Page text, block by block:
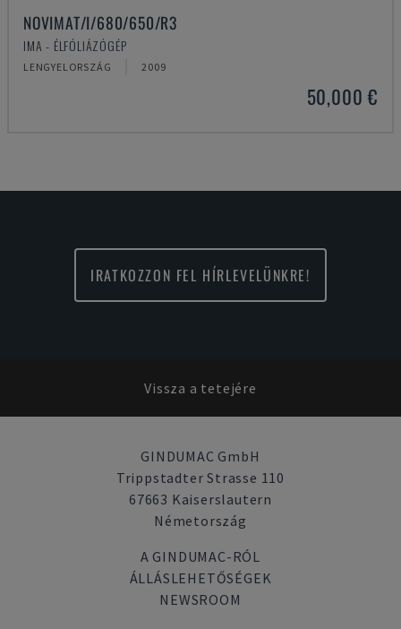
NOVIMAT/I/680/650/R3
IMA - ÉLFÓLIÁZÓGÉP
LENGYELORSZÁG 2009
50,000 €
IRATKOZZON FEL HÍRLEVELÜNKRE!
Vissza a tetejére
GINDUMAC GmbH
Trippstadter Strasse 110
67663 Kaiserslautern
Németország
A GINDUMAC-RÓL
ÁLLÁSLEHETŐSÉGEK
NEWSROOM